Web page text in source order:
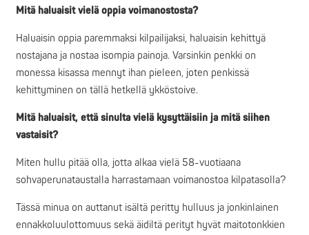
Mitä haluaisit vielä oppia voimanostosta?
Haluaisin oppia paremmaksi kilpailijaksi, haluaisin kehittyä
nostajana ja nostaa isompia painoja. Varsinkin penkki on
monessa kisassa mennyt ihan pieleen, joten penkissä
kehittyminen on tällä hetkellä ykköstoive.
Mitä haluaisit, että sinulta vielä kysyttäisiin ja mitä siihen
vastaisit?
Miten hullu pitää olla, jotta alkaa vielä 58-vuotiaana
sohvaperunataustalla harrastamaan voimanostoa kilpatasolla?
Tässä minua on auttanut isältä peritty hulluus ja jonkinlainen
ennakkoluulottomuus sekä äidiltä perityt hyvät maitotonkkien